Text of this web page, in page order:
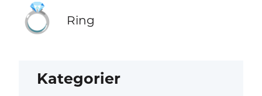
💍 Ring
Kategorier